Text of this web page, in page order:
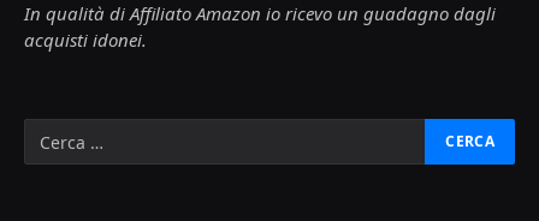
In qualità di Affiliato Amazon io ricevo un guadagno dagli
acquisti idonei.